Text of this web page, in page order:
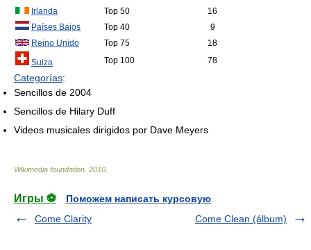
Irlanda
Top 50
16
Países Bajos
Top 40
9
Reino Unido
Top 75 18
Suiza Top 100 78
Categorías:
Sencillos de 2004
Sencillos de Hilary Duff
Videos musicales dirigidos por Dave Meyers
Wikimedia foundation 2010
Игры ⚽
Поможем написать курсовую
Come Clarity
Come Clean (álbum)